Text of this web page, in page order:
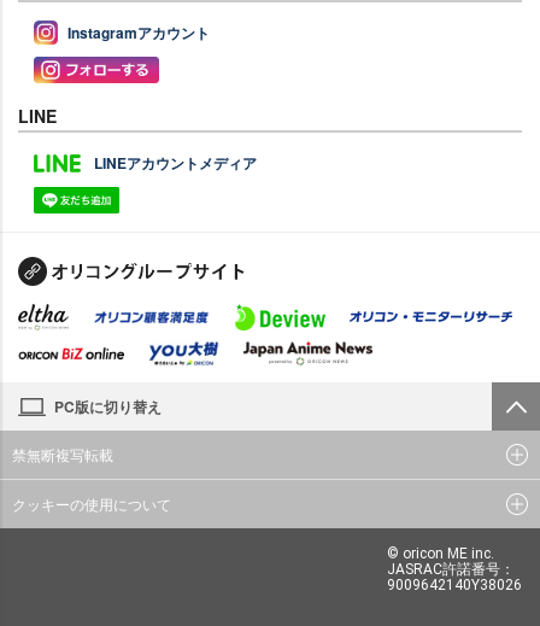
Instagramアカウント
LINE
LINEアカウントメディア
PC版に切り替え
禁無断複写転載
クッキーの使用について
© oricon ME inc.
JASRAC許諾番号：
9009642140Y38026